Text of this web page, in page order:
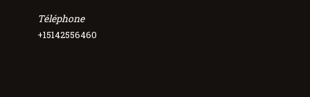
Téléphone
+15142556460